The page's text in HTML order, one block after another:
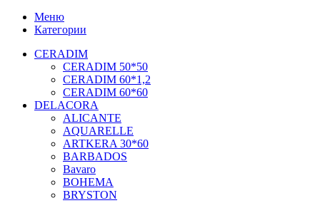
Меню
Категории
CERADIM
CERADIM 50*50
CERADIM 60*1,2
CERADIM 60*60
DELACORA
ALICANTE
AQUARELLE
ARTKERA 30*60
BARBADOS
Bavaro
BOHEMA
BRYSTON